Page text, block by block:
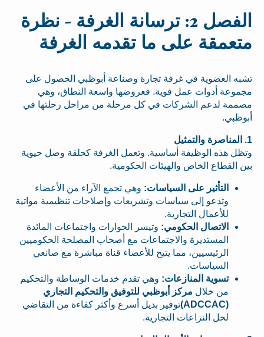
الفصل 2: ترسانة الغرفة - نظرة
متعمقة على ما تقدمه الغرفة
تشبه العضوية في غرفة تجارة وصناعة أبوظبي الحصول على
مجموعة أدوات عمل قوية. فعروضها واسعة النطاق، وهي
مصممة لدعم الشركات في كل مرحلة من مراحل رحلتها في
أبوظبي.
1. المناصرة والتمثيل
وتظل هذه الوظيفة أساسية. وتعمل الغرفة كحلقة وصل حيوية
بين القطاع الخاص والهيئات الحكومية.
التأثير على السياسات: وهي تجمع الآراء من الأعضاء
وتدعو إلى سياسات وتشريعات وإصلاحات تنظيمية مواتية
للأعمال التجارية.
الاتصال الحكومي: وتيسر الحوارات واجتماعات المائدة
المستديرة والاجتماعات مع أصحاب المصلحة الحكوميين
الرئيسيين، مما يتيح للأعضاء قناة مباشرة مع صانعي
السياسات.
تسوية المنازعات: وهي تقدم خدمات الوساطة والتحكيم
من خلال مركز أبوظبي للتوفيق والتحكيم التجاري
(ADCCAC)
توفير بديل أسرع وأكثر كفاءة من التقاضي
لحل النزاعات التجارية.